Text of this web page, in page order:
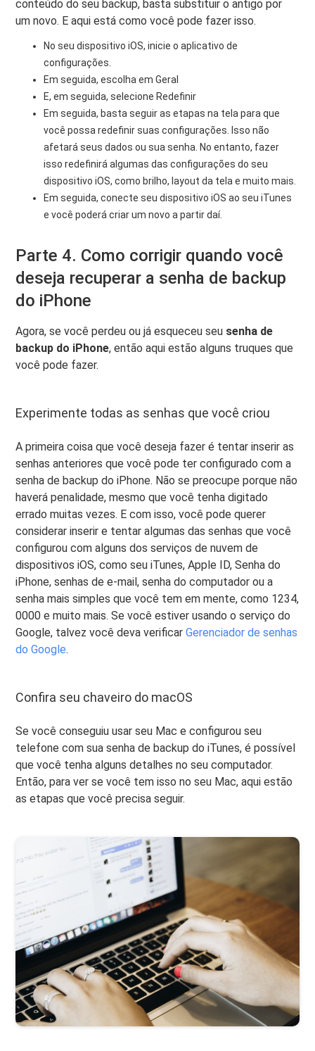
conteúdo do seu backup, basta substituir o antigo por
um novo. E aqui está como você pode fazer isso.
No seu dispositivo iOS, inicie o aplicativo de
configurações.
Em seguida, escolha em Geral
E, em seguida, selecione Redefinir
Em seguida, basta seguir as etapas na tela para que
você possa redefinir suas configurações. Isso não
afetará seus dados ou sua senha. No entanto, fazer
isso redefinirá algumas das configurações do seu
dispositivo iOS, como brilho, layout da tela e muito mais.
Em seguida, conecte seu dispositivo iOS ao seu iTunes
e você poderá criar um novo a partir daí.
Parte 4. Como corrigir quando você
deseja recuperar a senha de backup
do iPhone
Agora, se você perdeu ou já esqueceu seu senha de
backup do iPhone, então aqui estão alguns truques que
você pode fazer.
Experimente todas as senhas que você criou
A primeira coisa que você deseja fazer é tentar inserir as
senhas anteriores que você pode ter configurado com a
senha de backup do iPhone. Não se preocupe porque não
haverá penalidade, mesmo que você tenha digitado
errado muitas vezes. E com isso, você pode querer
considerar inserir e tentar algumas das senhas que você
configurou com alguns dos serviços de nuvem de
dispositivos iOS, como seu iTunes, Apple ID, Senha do
iPhone, senhas de e-mail, senha do computador ou a
senha mais simples que você tem em mente, como 1234,
0000 e muito mais. Se você estiver usando o serviço do
Google, talvez você deva verificarGerenciador de senhas
do Google.
Confira seu chaveiro do macOS
Se você conseguiu usar seu Mac e configurou seu
telefone com sua senha de backup do iTunes, é possível
que você tenha alguns detalhes no seu computador.
Então, para ver se você tem isso no seu Mac, aqui estão
as etapas que você precisa seguir.